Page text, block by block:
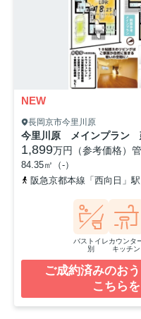
NEW
長岡京市今里川原
今里川原 メインプラン
1,899万円（参考価格）
84.35㎡（-）
阪急京都本線「西向日」
バストイレ
別
カウンタ
キッチン
ご成約済みのお
こちら